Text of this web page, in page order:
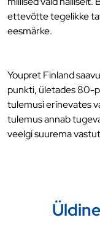
ettevõtte tegelikke
eesmärke.
Youpret Finland
punkti, ületades 80-
tulemusi erinevates
tulemus annab
veelgi suurema